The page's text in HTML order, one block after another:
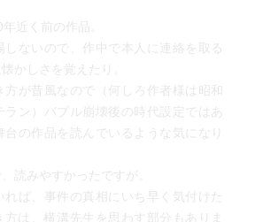
近く前の作品。
しないので、作中で本人に連絡を取る
かしさを覚えたり。
が昔風なので（何しろ作者様は昭和
ン）バブル崩壊後の時代設定ではあ
台の作品を読んでいるような気になり
読みやすかったですが。
れば、事件の真相にいち早く気付けた
は、横溝先生を思わす部分もありま